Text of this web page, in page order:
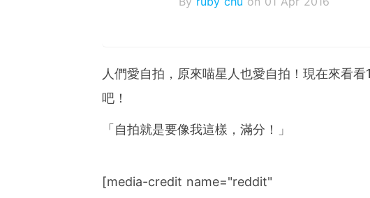
人們愛自拍，原來喵星人也愛自拍！現在來看
吧！
「自拍就是要像我這樣，滿分！」
[media-credit name="reddit"